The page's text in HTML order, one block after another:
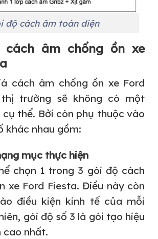
độ cách âm toàn diện
cách âm chống ồn xe
cách âm chống ồn xe Ford
trường sẽ không có một
thể. Bởi còn phụ thuộc vào
khác nhau gồm:
mục thực hiện
chọn 1 trong 3 gói độ cách
xe Ford Fiesta. Điều này còn
điều kiện kinh tế của mỗi
gói độ số 3 là gói tạo hiệu
cao nhất.